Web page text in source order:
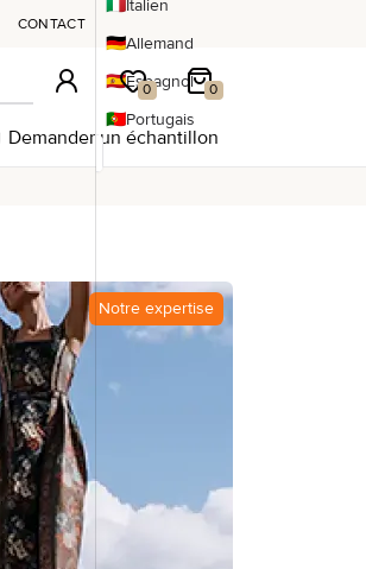
CONTACT
Italien
🇩🇪Allemand
🇪🇸Espagnol
🇵🇹Portugais
Connexion0
Ma wishlist0
Mon panier
Demander un échantillon
Notre expertise